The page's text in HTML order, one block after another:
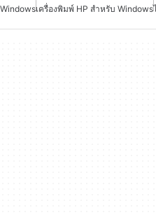
Windowsเครื่องพิมพ์ HP สำหรับ Windows